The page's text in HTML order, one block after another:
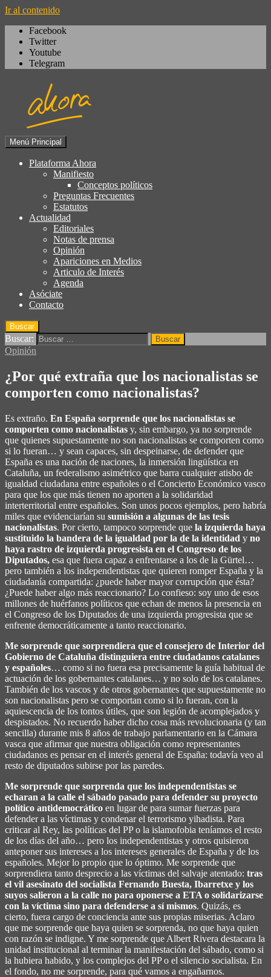
Ir al contenido
Facebook
Twitter
Youtube
Telegram
Plataforma Ahora
socialdemocracia, regeneración,
ciudadanía, laicismo, europeísmo
Menú Principal
Plataforma Ahora
Manifiesto
Conceptos políticos
Preguntas Frecuentes
Estatutos
Actualidad
Editoriales
Notas de prensa
Opinión
Apariciones en Medios
Articulo de Interés
Agenda
Asóciate
Contacto
Buscar
Buscar:
Opinión
¿Por qué extraña que los nacionalistas se
comporten como nacionalistas?
Es extraño. En España sorprende que los nacionalistas se
comporten como nacionalistas y, sin embargo, ya no sorprende
que quienes supuestamente no son nacionalistas se comporten como
si lo fueran… y sean capaces, sin despeinarse, de defender que
España es una nación de naciones, la inmersión lingüística en
Cataluña, un federalismo asimétrico que barra cualquier atisbo de
igualdad ciudadana entre españoles o el Concierto Económico vasco
para que los que más tienen no aporten a la solidaridad
interterritorial entre españoles. Son unos pocos ejemplos, pero habría
miles que evidenciarían su sumisión a algunas de las tesis
nacionalistas. Por cierto, tampoco sorprende que la izquierda haya
sustituido la bandera de la igualdad por la de la identidad y no
haya rastro de izquierda progresista en el Congreso de los
Diputados, esa que fuera capaz a enfrentarse a los de la Gürtel…
pero también a los independentistas que quieren romper España y la
ciudadanía compartida: ¿puede haber mayor corrupción que ésta?
¿Puede haber algo más reaccionario? Lo confieso: soy uno de esos
millones de huérfanos políticos que echan de menos la presencia en
el Congreso de los Diputados de una izquierda progresista que se
enfrente democráticamente a tanto reaccionario.
Me sorprende que sorprendiera que el consejero de Interior del
Gobierno de Cataluña distinguiera entre ciudadanos catalanes
y españoles… como si no fuera esa precisamente la guía habitual de
actuación de los gobernantes catalanes… y no solo de los catalanes.
También de los vascos y de otros gobernantes que supuestamente no
son nacionalistas pero se comportan como si lo fueran, con la
aquiescencia de los tontos útiles, que son legión de acomplejados y
despistados. No recuerdo haber dicho cosa más revolucionaria (y tan
sencilla) durante mis 8 años de trabajo parlamentario en la Cámara
vasca que afirmar que nuestra obligación como representantes
ciudadanos es pensar en el interés general de España: todavía veo al
resto de diputados subirse por las paredes.
Me sorprende que sorprenda que los independentistas se
echaran a la calle el sábado pasado para defender su proyecto
político antidemocrático en lugar de para sumar fuerzas para
defender a las víctimas y condenar el terrorismo yihadista. Para
criticar al Rey, las políticas del PP o la islamofobia teníamos el resto
de los días del año… pero los independentistas y otros quisieron
anteponer sus intereses a los intereses generales de España y de los
españoles. Mejor lo propio que lo óptimo. Me sorprende que
sorprendiera tanto desprecio a las víctimas del salvaje atentado: tras
el vil asesinato del socialista Fernando Buesta, Ibarretxe y los
suyos salieron a la calle no para oponerse a ETA o solidarizarse
con la víctima sino para defenderse a sí mismos. Quizás, es
cierto, fuera cargo de conciencia ante sus propias miserias. Aclaro
que me sorprende que haya quien se sorprenda, no que haya quien
con razón se indigne. Y me sorprende que Albert Rivera destacara la
unidad institucional al terminar la manifestación del sábado, como si
la hubiera habido, y los complejos del PP o el silencio socialista. En
el fondo, no me sorprende, para qué vamos a engañarnos.